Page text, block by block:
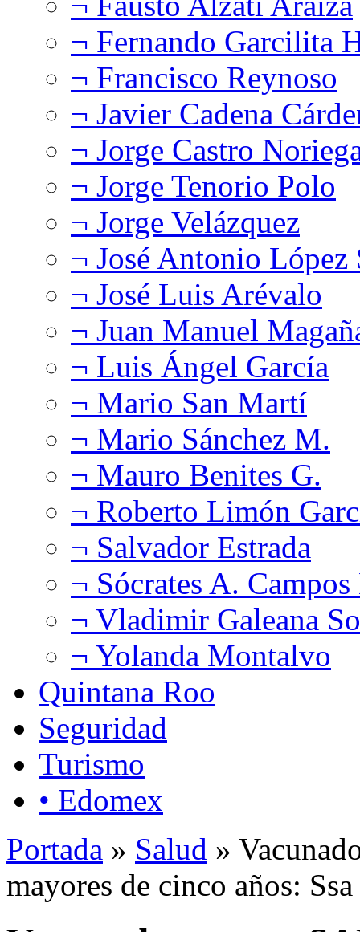
¬ Fernando Garcilita
¬ Francisco Reynoso
¬ Javier Cadena
¬ Jorge Castro
¬ Jorge Tenorio Polo
¬ Jorge Velázquez
¬ José Antonio López
¬ José Luis Arévalo
¬ Juan Manuel
¬ Luis Ángel García
¬ Mario San Martí
¬ Mario Sánchez M.
¬ Mauro Benites G.
¬ Roberto Limón
¬ Salvador Estrada
¬ Sócrates A.
¬ Vladimir Galeana
¬ Yolanda Montalvo
Quintana Roo
Seguridad
Turismo
• Edomex
Portada » Salud »
mayores de cinco años: Ssa